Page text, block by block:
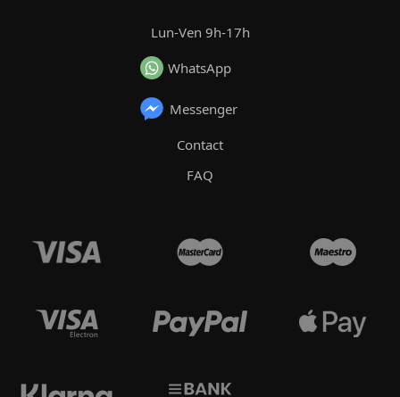
Lun-Ven 9h-17h
WhatsApp
Messenger
Contact
FAQ